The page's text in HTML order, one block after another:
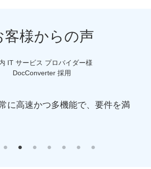
DocConverter 2014 R1.2 リリース
Meridian および Portal 価格改定 - よりお求
WebGrabber 2013 R2.2 リリース
全製品 (メンテナンス＆サポートプランを含
客様からの声
ビス プロバイダー様
採用
かつ多機能で、要件を満
HTML 形